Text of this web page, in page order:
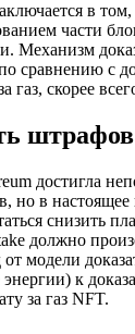
в том,
части
Механизм
сравнению с
газ, скорее
штрафов
достигла
но в
снизить
должно
модели
к
за газ NFT.